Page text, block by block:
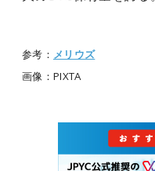
参考： メリウズ
画像：PIXTA